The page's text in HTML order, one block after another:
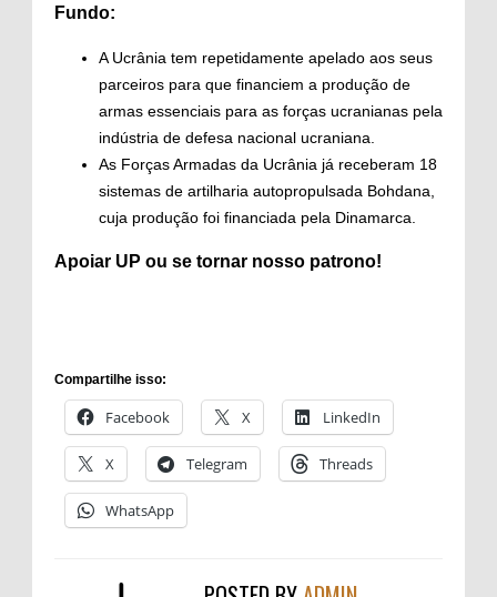
Fundo:
A Ucrânia tem repetidamente apelado aos seus
parceiros para que financiem a produção de
armas essenciais para as forças ucranianas pela
indústria de defesa nacional ucraniana.
As Forças Armadas da Ucrânia já receberam 18
sistemas de artilharia autopropulsada Bohdana,
cuja produção foi financiada pela Dinamarca.
Apoiar UP ou se tornar nosso patrono!
Compartilhe isso:
Facebook X LinkedIn
X Telegram Threads
WhatsApp